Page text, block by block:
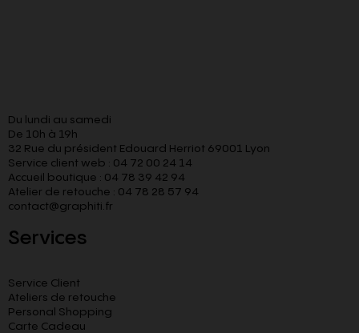
Du lundi au samedi
De 10h à 19h
32 Rue du président Edouard Herriot 69001 Lyon
Service client web : 04 72 00 24 14
Accueil boutique : 04 78 39 42 94
Atelier de retouche : 04 78 28 57 94
contact@graphiti.fr
Services
Service Client
Ateliers de retouche
Personal Shopping
Carte Cadeau